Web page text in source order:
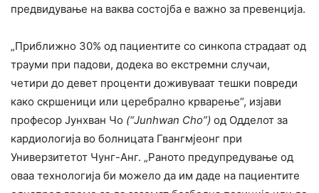
предвидување на ваква состојба е важно за превенција.
„Приближно 30% од пациентите со синкопа страдаат од
трауми при падови, додека во екстремни случаи,
четири до девет проценти доживуваат тешки повреди
како скршеници или церебрално крварење“, изјави
професор Јунхван Чо (“Junhwan Cho”) од Одделот за
кардиологија во болницата Гвангмјеонг при
Универзитетот Чунг-Анг. „Раното предупредување од
оваа технологија би можело да им даде на пациентите